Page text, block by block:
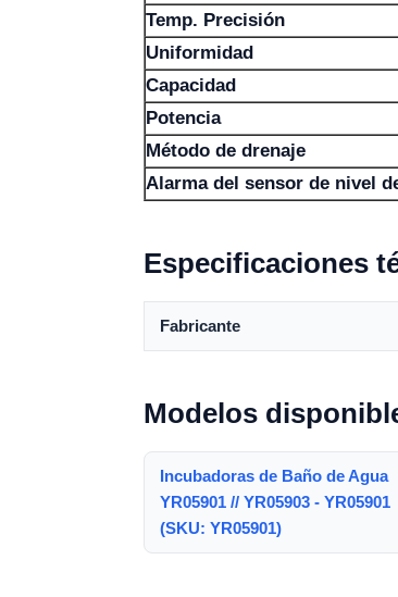
Temp. Precisión
Uniformidad
Capacidad
Potencia
Método de drenaje
Alarma del sensor de nivel
Especificaciones
Fabricante
Modelos
Incubadoras de Baño de Agua
YR05901 // YR05903 - YR05901
(SKU: YR05901)